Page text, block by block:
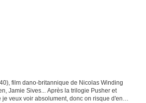
film dano-britannique de Nicolas Winding
Jamie Sives... Après la trilogie Pusher et
je veux voir absolument, donc on risque d'en